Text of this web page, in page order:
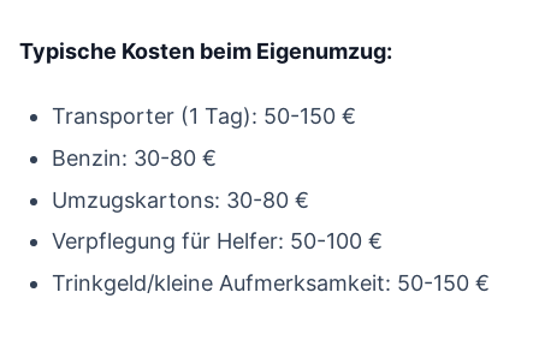
Typische Kosten beim Eigenumzug:
Transporter (1 Tag): 50-150 €
Benzin: 30-80 €
Umzugskartons: 30-80 €
Verpflegung für Helfer: 50-100 €
Trinkgeld/kleine Aufmerksamkeit: 50-150 €